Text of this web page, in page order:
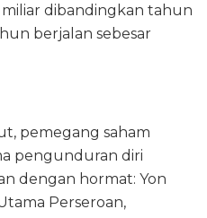
miliar dibandingkan tahun
berjalan sebesar
pemegang saham
pengunduran diri
dengan hormat: Yon
Perseroan,